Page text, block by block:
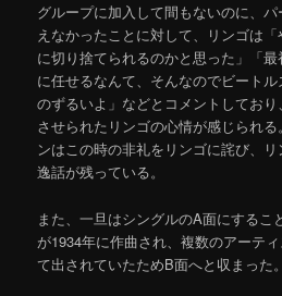
グループに加入して間もないのに、
えなかったことに対して、リンゴは
に切り捨てられるのかと思った」「
に任せるなんて、そんなのでビート
のずるいよ」などとコメントしてお
させられたリンゴの心情が感じられ
ンはこの時の非礼をリンゴに詫び、
逸話が残っている。
また、一旦はシングルのA面にするこ
が1934年に作曲され、複数のアーテ
て出されていたためB面へと収まった。